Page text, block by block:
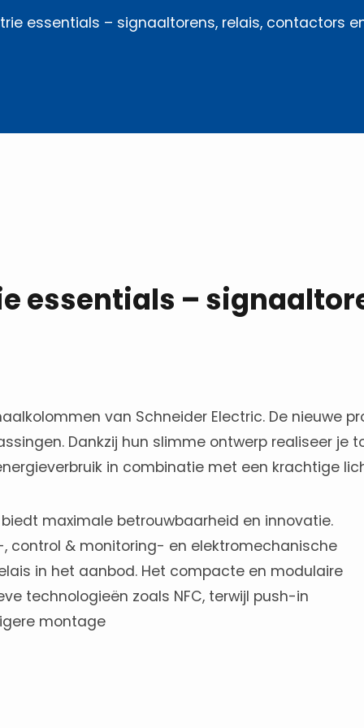
essentials – signaaltorens, relais, contactors
essentials –
van Schneider Electric. De nieuwe
Dankzij hun slimme ontwerp realiseer je
in combinatie met een krachtige
maximale betrouwbaarheid en innovatie.
control & monitoring- en elektromechanische
in het aanbod. Het compacte en modulaire
technologieën zoals NFC, terwijl push-in
montage